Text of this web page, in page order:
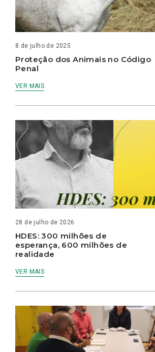
8 de julho de 2025
Proteção dos Animais no Código
Penal
VER MAIS
28 de julho de 2026
HDES: 300 milhões de
esperança, 600 milhões de
realidade
VER MAIS